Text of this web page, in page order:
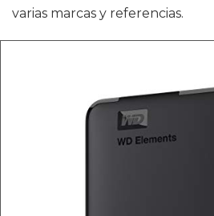
varias marcas y referencias.